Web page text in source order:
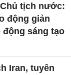
tịch nước:
động giản
sáng tạo
Iran, tuyên